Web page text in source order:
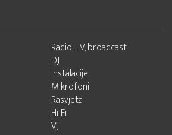
Radio, TV, broadcast
DJ
Instalacije
Mikrofoni
Rasvjeta
Hi-Fi
VJ